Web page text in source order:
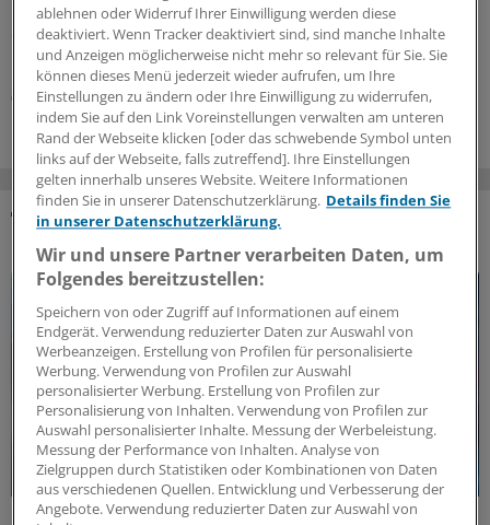
Das bedeutet auch, dass schon jetzt einige Regelungen
der Arzneitherapie gelten – unter anderem das Aus der
Homöopathie auf Kosten der GKV.
03.08.2026
DAS KÖNNTE SIE AUCH INTERESSIEREN
Politische Perspektive
ablehnen oder Widerruf Ihrer Einwilligung werden diese
deaktiviert. Wenn Tracker deaktiviert sind, sind manche Inhalte
und Anzeigen möglicherweise nicht mehr so relevant für Sie. Sie
können dieses Menü jederzeit wieder aufrufen, um Ihre
Einstellungen zu ändern oder Ihre Einwilligung zu widerrufen,
indem Sie auf den Link Voreinstellungen verwalten am unteren
Rand der Webseite klicken [oder das schwebende Symbol unten
links auf der Webseite, falls zutreffend]. Ihre Einstellungen
gelten innerhalb unseres Website. Weitere Informationen
finden Sie in unserer Datenschutzerklärung. Details finden Sie
in unserer Datenschutzerklärung.
Wir und unsere Partner verarbeiten Daten, um
Folgendes bereitzustellen:
Speichern von oder Zugriff auf Informationen auf einem
Endgerät. Verwendung reduzierter Daten zur Auswahl von
Werbeanzeigen. Erstellung von Profilen für personalisierte
Werbung. Verwendung von Profilen zur Auswahl
personalisierter Werbung. Erstellung von Profilen zur
Personalisierung von Inhalten. Verwendung von Profilen zur
Auswahl personalisierter Inhalte. Messung der Werbeleistung.
Messung der Performance von Inhalten. Analyse von
Zielgruppen durch Statistiken oder Kombinationen von Daten
aus verschiedenen Quellen. Entwicklung und Verbesserung der
Angebote. Verwendung reduzierter Daten zur Auswahl von